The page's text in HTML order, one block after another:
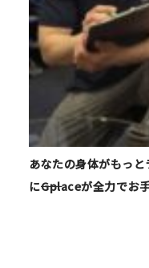
あなたの身体がもっ
に――Gplaceが全力でお